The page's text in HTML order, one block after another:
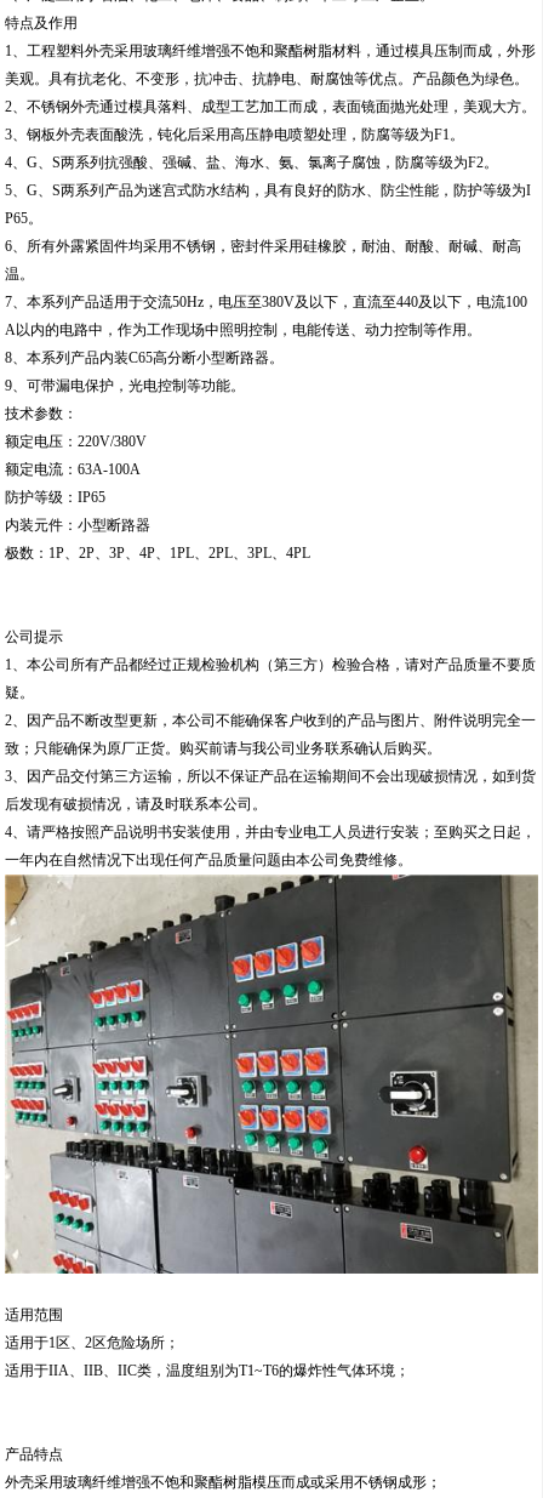
特点及作用
1、工程塑料外壳采用玻璃纤维增强不饱和聚酯树脂材料，通过模具压制而成，外形
美观。具有抗老化、不变形，抗冲击、抗静电、耐腐蚀等优点。产品颜色为绿色。
2、不锈钢外壳通过模具落料、成型工艺加工而成，表面镜面抛光处理，美观大方。
3、钢板外壳表面酸洗，钝化后采用高压静电喷塑处理，防腐等级为F1。
4、G、S两系列抗强酸、强碱、盐、海水、氨、氯离子腐蚀，防腐等级为F2。
5、G、S两系列产品为迷宫式防水结构，具有良好的防水、防尘性能，防护等级为I
P65。
6、所有外露紧固件均采用不锈钢，密封件采用硅橡胶，耐油、耐酸、耐碱、耐高
温。
7、本系列产品适用于交流50Hz，电压至380V及以下，直流至440及以下，电流100
A以内的电路中，作为工作现场中照明控制，电能传送、动力控制等作用。
8、本系列产品内装C65高分断小型断路器。
9、可带漏电保护，光电控制等功能。
技术参数：
额定电压：220V/380V
额定电流：63A-100A
防护等级：IP65
内装元件：小型断路器
极数：1P、2P、3P、4P、1PL、2PL、3PL、4PL
公司提示
1、本公司所有产品都经过正规检验机构（第三方）检验合格，请对产品质量不要质
疑。
2、因产品不断改型更新，本公司不能确保客户收到的产品与图片、附件说明完全一
致；只能确保为原厂正货。购买前请与我公司业务联系确认后购买。
3、因产品交付第三方运输，所以不保证产品在运输期间不会出现破损情况，如到货
后发现有破损情况，请及时联系本公司。
4、请严格按照产品说明书安装使用，并由专业电工人员进行安装；至购买之日起，
一年内在自然情况下出现任何产品质量问题由本公司免费维修。
适用范围
适用于1区、2区危险场所；
适用于IIA、IIB、IIC类，温度组别为T1~T6的爆炸性气体环境；
产品特点
外壳采用玻璃纤维增强不饱和聚酯树脂模压而成或采用不锈钢成形；